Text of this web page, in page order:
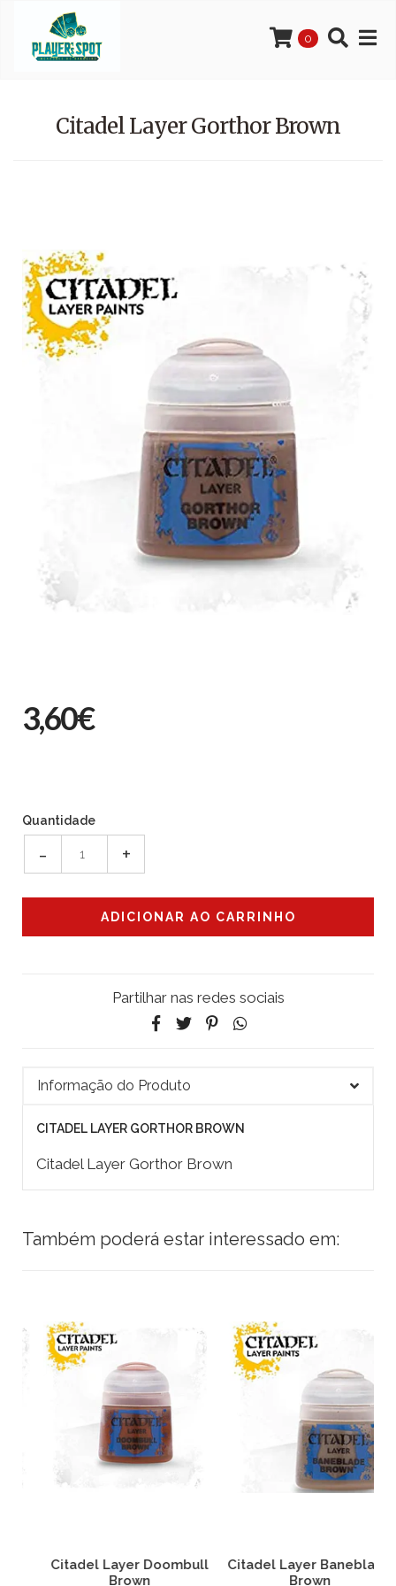
0
Citadel Layer Gorthor Brown
3,60€
Quantidade
- +
Partilhar nas redes sociais
Informação do Produto
CITADEL LAYER GORTHOR BROWN
Citadel Layer Gorthor Brown
Também poderá estar interessado em:
Citadel Layer Doombull
Brown
Citadel Layer Baneblade
Brown